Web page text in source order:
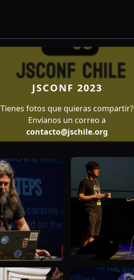
JSCONF 2023
Tienes fotos que quieras compartir?
Envíanos un correo a
contacto@jschile.org